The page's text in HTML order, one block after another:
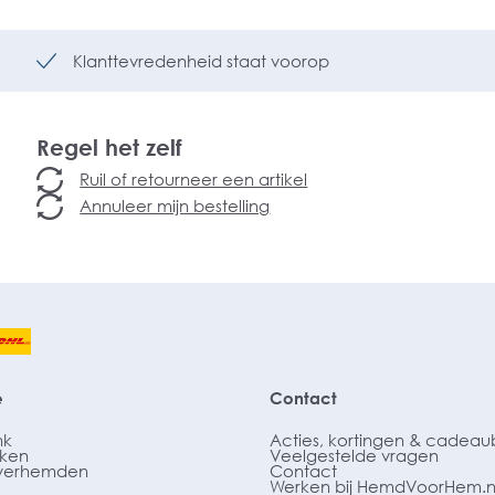
Klanttevredenheid staat voorop
Regel het zelf
Ruil of retourneer een artikel
Annuleer mijn bestelling
Contact
Acties, kortingen &
Veelgestelde vragen
Contact
Werken bij